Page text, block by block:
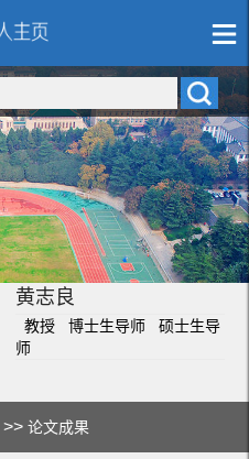
黄志良
教授 博士生导师 硕士生导
师
>>论文成果